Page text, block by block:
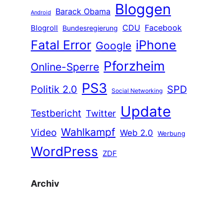
Android Barack Obama Bloggen
Blogroll Bundesregierung CDU Facebook
Fatal Error Google iPhone
Online-Sperre Pforzheim
Politik 2.0 PS3 Social Networking
SPD
Testbericht Twitter Update
Video Wahlkampf Web 2.0 Werbung
WordPress ZDF
Archiv